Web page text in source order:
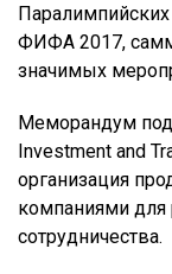
ФИФА 2017,
значимых
Меморандум
Investment and
организация
компаниями для
сотрудничества.